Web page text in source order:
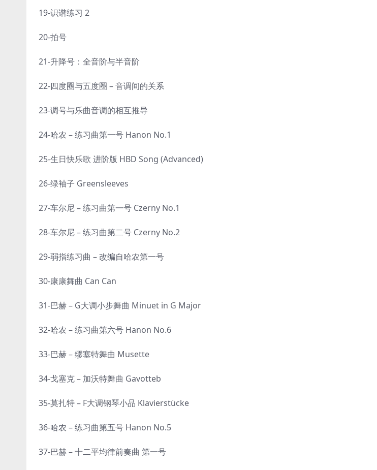
19-识谱练习 2
20-拍号
21-升降号：全音阶与半音阶
22-四度圈与五度圈 – 音调间的关系
23-调号与乐曲音调的相互推导
24-哈农 – 练习曲第一号 Hanon No.1
25-生日快乐歌 进阶版 HBD Song (Advanced)
26-绿袖子 Greensleeves
27-车尔尼 – 练习曲第一号 Czerny No.1
28-车尔尼 – 练习曲第二号 Czerny No.2
29-弱指练习曲 – 改编自哈农第一号
30-康康舞曲 Can Can
31-巴赫 – G大调小步舞曲 Minuet in G Major
32-哈农 – 练习曲第六号 Hanon No.6
33-巴赫 – 缪塞特舞曲 Musette
34-戈塞克 – 加沃特舞曲 Gavotteb
35-莫扎特 – F大调钢琴小品 Klavierstücke
36-哈农 – 练习曲第五号 Hanon No.5
37-巴赫 – 十二平均律前奏曲 第一号